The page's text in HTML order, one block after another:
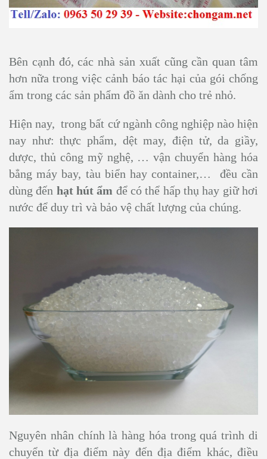
Bên cạnh đó, các nhà sản xuất cũng cần quan tâm
hơn nữa trong việc cảnh báo tác hại của gói chống
ẩm trong các sản phẩm đồ ăn dành cho trẻ nhỏ.
Hiện nay, trong bất cứ ngành công nghiệp nào hiện
nay như: thực phẩm, dệt may, điện tử, da giầy,
dược, thủ công mỹ nghệ, … vận chuyển hàng hóa
bẳng máy bay, tàu biển hay container,… đều cần
dùng đến hạt hút ẩm để có thể hấp thụ hay giữ hơi
nước để duy trì và bảo vệ chất lượng của chúng.
Nguyên nhân chính là hàng hóa trong quá trình di
chuyển từ địa điểm này đến địa điểm khác, điều